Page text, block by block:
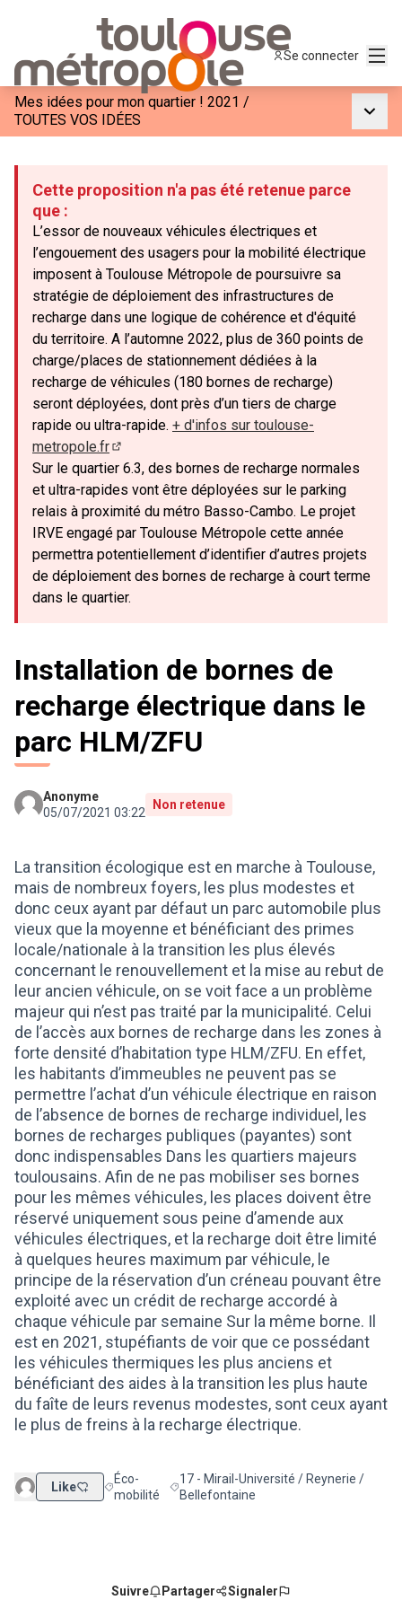
Se connecter
Mes idées pour mon quartier ! 2021 /
TOUTES VOS IDÉES
Cette proposition n'a pas été retenue parce
que :
L’essor de nouveaux véhicules électriques et
l’engouement des usagers pour la mobilité électrique
imposent à Toulouse Métropole de poursuivre sa
stratégie de déploiement des infrastructures de
recharge dans une logique de cohérence et d'équité
du territoire. A l’automne 2022, plus de 360 points de
charge/places de stationnement dédiées à la
recharge de véhicules (180 bornes de recharge)
seront déployées, dont près d’un tiers de charge
rapide ou ultra-rapide. + d'infos sur toulouse-
metropole.fr
(Lien externe)
Sur le quartier 6.3, des bornes de recharge normales
et ultra-rapides vont être déployées sur le parking
relais à proximité du métro Basso-Cambo. Le projet
IRVE engagé par Toulouse Métropole cette année
permettra potentiellement d’identifier d’autres projets
de déploiement des bornes de recharge à court terme
dans le quartier.
Installation de bornes de
recharge électrique dans le
parc HLM/ZFU
Anonyme
05/07/2021 03:22
Non retenue
La transition écologique est en marche à Toulouse,
mais de nombreux foyers, les plus modestes et
donc ceux ayant par défaut un parc automobile plus
vieux que la moyenne et bénéficiant des primes
locale/nationale à la transition les plus élevés
concernant le renouvellement et la mise au rebut de
leur ancien véhicule, on se voit face a un problème
majeur qui n’est pas traité par la municipalité. Celui
de l’accès aux bornes de recharge dans les zones à
forte densité d’habitation type HLM/ZFU. En effet,
les habitants d’immeubles ne peuvent pas se
permettre l’achat d’un véhicule électrique en raison
de l’absence de bornes de recharge individuel, les
bornes de recharges publiques (payantes) sont
donc indispensables Dans les quartiers majeurs
toulousains. Afin de ne pas mobiliser ses bornes
pour les mêmes véhicules, les places doivent être
réservé uniquement sous peine d’amende aux
véhicules électriques, et la recharge doit être limité
à quelques heures maximum par véhicule, le
principe de la réservation d’un créneau pouvant être
exploité avec un crédit de recharge accordé à
chaque véhicule par semaine Sur la même borne. Il
est en 2021, stupéfiants de voir que ce possédant
les véhicules thermiques les plus anciens et
bénéficiant des aides à la transition les plus haute
du faîte de leurs revenus modestes, sont ceux ayant
le plus de freins à la recharge électrique.
Like Filtrer les résultats de la catégorie : Éco-mobilité
Éco-
mobilité
Filtrer les résultats pour le secteur : 17 -
17 - Mirail-Université / Reynerie /
Bellefontaine
Suivre Partager Signaler